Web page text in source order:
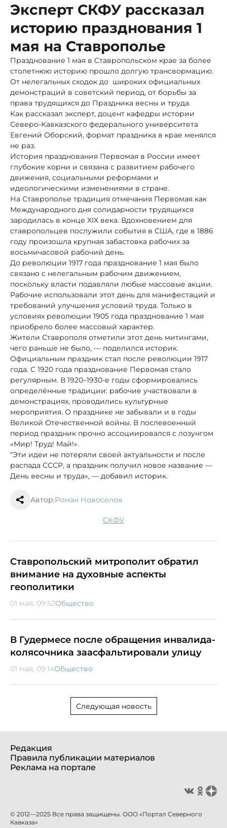
Эксперт СКФУ рассказал
историю празднования 1
мая на Ставрополье
Празднование 1 мая в Ставропольском крае за более
столетнюю историю прошло долгую трансвормацию.
От нелегальных сходок до широких официальных
демонстраций в советский период, от борьбы за
права трудящихся до Праздника весны и труда.
Как рассказал эксперт, доцент кафедры истории
Северо-Кавказского федерального университета
Евгений Оборский, формат праздника в крае менялся
не раз.
История празднования Первомая в России имеет
глубокие корни и связана с развитием рабочего
движения, социальными реформами и
идеологическими изменениями в стране.
На Ставрополье традиция отмечания Первомая как
Международного дня солидарности трудящихся
зародилась в конце XIX века. Вдохновением для
ставропольцев послужили события в США, где в 1886
году произошла крупная забастовка рабочих за
восьмичасовой рабочий день.
До революции 1917 года празднование 1 мая было
связано с нелегальным рабочим движением,
поскольку власти подавляли любые массовые акции.
Рабочие использовали этот день для манифестаций и
требований улучшения условий труда. Только в
условиях революции 1905 года празднование 1 мая
приобрело более массовый характер.
Жители Ставрополя отметили этот день митингами,
чего раньше не было, — поделился историк.
Официальным праздник стал после революции 1917
года. С 1920 года празднование Первомая стало
регулярным. В 1920–1930-е годы сформировались
определённые традиции: рабочие участвовали в
демонстрациях, проводились культурные
мероприятия. О празднике не забывали и в годы
Великой Отечественной войны. В послевоенный
период праздник прочно ассоциировался с лозунгом
«Мир! Труд! Май!».
"Эти идеи не потеряли своей актуальности и после
распада СССР, а праздник получил новое название —
День весны и труда», — добавил историк.
Автор:Роман Новоселов
СКФУ
Ставропольский митрополит обратил
внимание на духовные аспекты
геополитики
01 мая, 09:52Общество
В Гудермесе после обращения инвалида-
колясочника заасфальтировали улицу
01 мая, 09:14Общество
Следующая новость
Редакция
Правила публикации материалов
Реклама на портале
© 2012—2025 Все права защищены. ООО «Портал Северного
Кавказа»